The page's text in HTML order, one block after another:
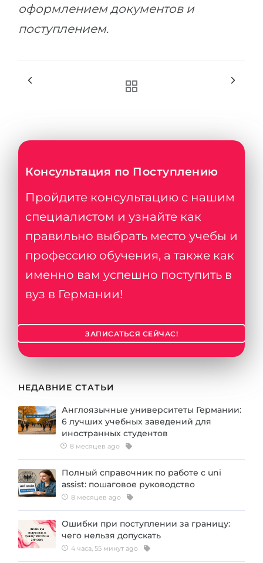
оформлением документов и
поступлением.
Консультация по Поступлению
Пройдите консультацию с нашим
специалистом и узнайте как
правильно выбрать место учебы и
профессию обучения, а также как
именно вам успешно поступить в
вуз в Германии!
ЗАПИСАТЬСЯ СЕЙЧАС!
НЕДАВНИЕ СТАТЬИ
Англоязычные университеты Германии:
6 лучших учебных заведений для
иностранных студентов
8 месяцев ago
Полный справочник по работе с uni
assist: пошаговое руководство
8 месяцев ago
Ошибки при поступлении за границу:
чего нельзя допускать
4 часа, 55 минут ago